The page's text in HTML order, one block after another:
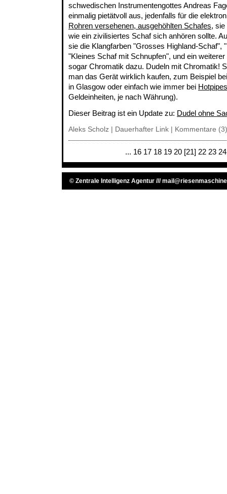
schwedischen Instrumentengottes Andreas
einmalig pietätvoll aus, jedenfalls für die
Rohren versehenen, ausgehöhlten Schafes, sie
wie ein zivilisiertes Schaf sich anhören sollte.
sie die Klangfarben "Grosses Highland-Schaf",
"Kleines Schaf mit Schnupfen", und ein
sogar Chromatik dazu. Dudeln mit Chromatik!
man das Gerät wirklich kaufen, zum Beispiel
in Glasgow oder einfach wie immer bei Hotpipes
Geldeinheiten, je nach Währung).
Dieser Beitrag ist ein Update zu: Dudel ohne
Aleks Scholz | Dauerhafter Link Kommentare (3)
... 16 17 18 19 20 [21] 22 23 24
© Zentrale Intelligenz Agentur ///